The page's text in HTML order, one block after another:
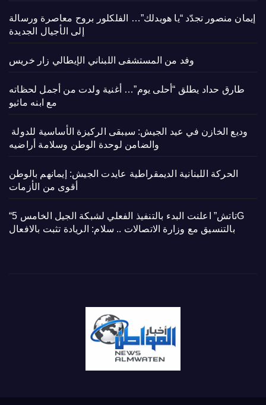
إيمان منصور تجدّد “يا هويدلك”… الفلكلور بروح معاصرة ورسالة
إلى الأجيال الجديدة
وفد من المستشفى اللبناني الإيطالي زار خريس
طارق حداد يطلق “أحلى يوم”… أغنية ولدت من أجمل لحظاته
مع ابنه ماثيو
والضامن لوحدة الوطن وسلامة أراضيه
الحركة اللبنانية الديمقراطية عايدت الجيش: إيمانهم بالوطن
أقوى من الأزمات
“تاتش” اعلنت البدء بالتنفيذ الفعلي لشبكة الجيل الخامس 5G
بالتنسيق مع وزارة الاتصالات .. سلام: الريادة تثبت بالافعال